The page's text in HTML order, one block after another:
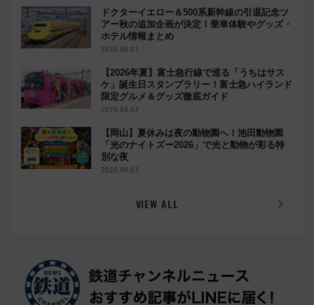
ドクターイエロー＆500系新幹線の引退記念ツ
アー秋の追加企画が決定！乗車体験やグッズ・
ホテル情報まとめ
2026.08.07
【2026年夏】富士急行線で巡る「うちはサス
ケ」誕生日スタンプラリー！富士急ハイランド
限定グルメ＆グッズ徹底ガイド
2026.08.07
【岡山】夏休みは夜の動物園へ！池田動物園
「光のナイトズー2026」で光と動物が彩る特
別な夜
2026.08.07
VIEW ALL